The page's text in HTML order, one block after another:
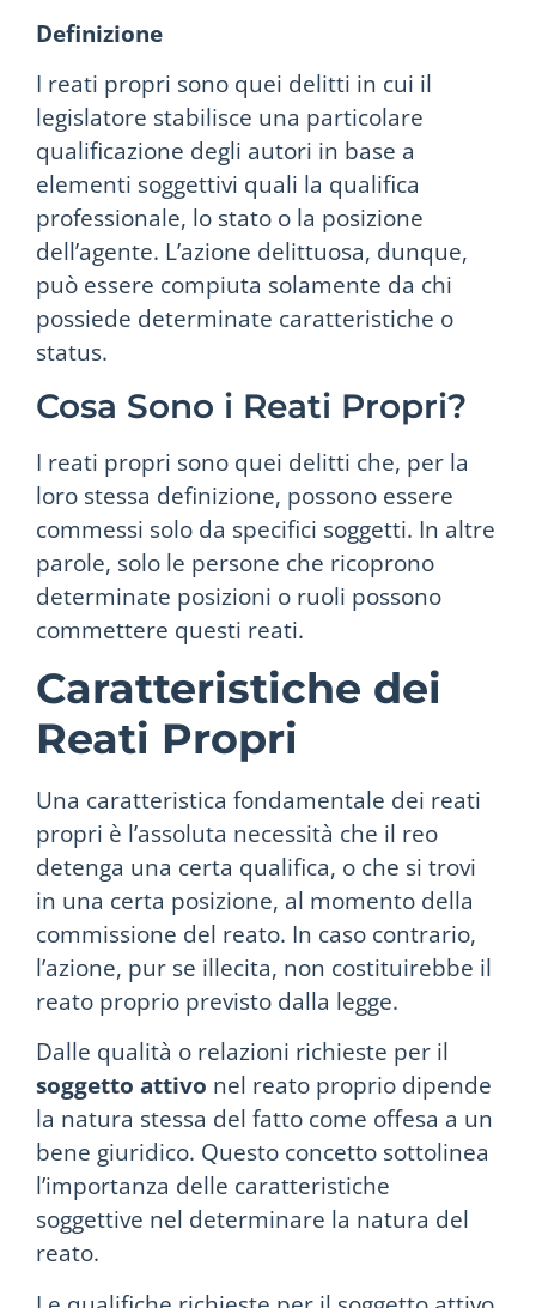
Definizione
I reati propri sono quei delitti in cui il
legislatore stabilisce una particolare
qualificazione degli autori in base a
elementi soggettivi quali la qualifica
professionale, lo stato o la posizione
dell’agente. L’azione delittuosa, dunque,
può essere compiuta solamente da chi
possiede determinate caratteristiche o
status.
Cosa Sono i Reati Propri?
I reati propri sono quei delitti che, per la
loro stessa definizione, possono essere
commessi solo da specifici soggetti. In altre
parole, solo le persone che ricoprono
determinate posizioni o ruoli possono
commettere questi reati.
Caratteristiche dei
Reati Propri
Una caratteristica fondamentale dei reati
propri è l’assoluta necessità che il reo
detenga una certa qualifica, o che si trovi
in una certa posizione, al momento della
commissione del reato. In caso contrario,
l’azione, pur se illecita, non costituirebbe il
reato proprio previsto dalla legge.
Dalle qualità o relazioni richieste per il
soggetto attivo nel reato proprio dipende
la natura stessa del fatto come offesa a un
bene giuridico. Questo concetto sottolinea
l’importanza delle caratteristiche
soggettive nel determinare la natura del
reato.